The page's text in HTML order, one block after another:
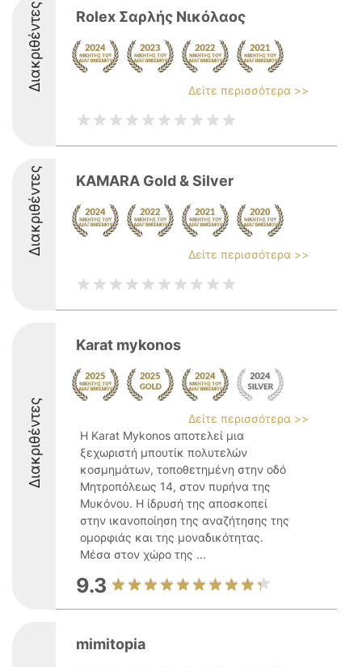
Διακριθέντες Rolex Σαρλής Νικόλαος
Δείτε περισσότερα >>
Διακριθέντες KAMARA Gold & Silver
Δείτε περισσότερα >>
Διακριθέντες
Karat mykonos
Δείτε περισσότερα >>
Η Karat Mykonos αποτελεί μια
ξεχωριστή μπουτίκ πολυτελών
κοσμημάτων, τοποθετημένη στην οδό
Μητροπόλεως 14, στον πυρήνα της
Μυκόνου. Η ίδρυσή της αποσκοπεί
στην ικανοποίηση της αναζήτησης της
ομορφιάς και της μοναδικότητας.
Μέσα στον χώρο της ...
9.3
mimitopia